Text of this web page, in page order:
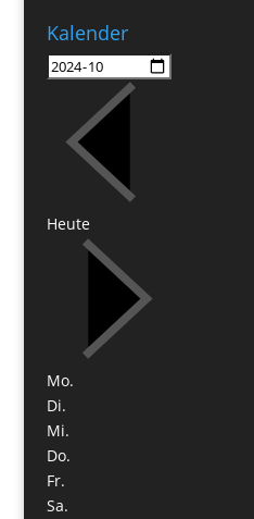
Kalender
Heute
Mo.
Di.
Mi.
Do.
Fr.
Sa.